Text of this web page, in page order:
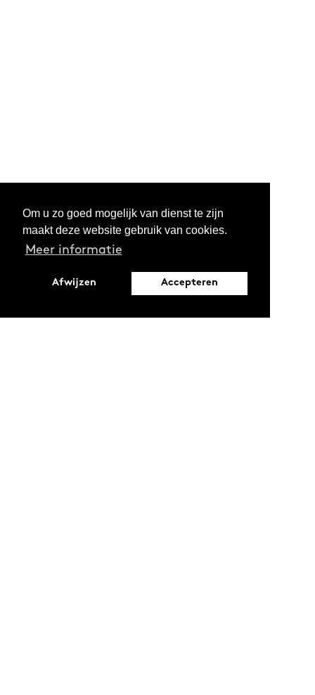
Om u zo goed mogelijk van dienst te zijn
maakt deze website gebruik van cookies.
Meer informatie
Afwijzen Accepteren